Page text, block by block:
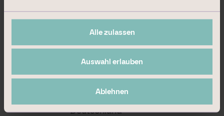
Alle zulassen
Auswahl erlauben
Ablehnen
60311 Frankfurt am Main
Deutschland